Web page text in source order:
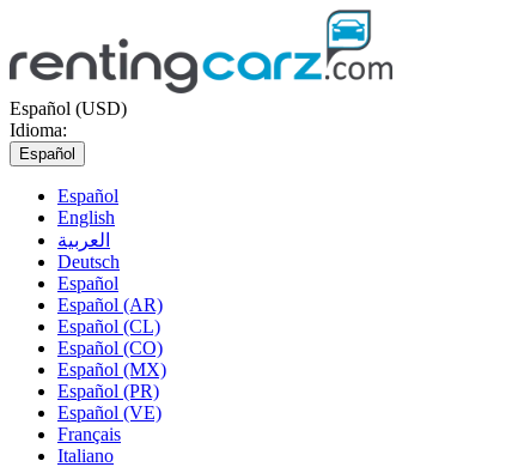
Español (USD)
Idioma:
Español
Español
English
العربية
Deutsch
Español
Español (AR)
Español (CL)
Español (CO)
Español (MX)
Español (PR)
Español (VE)
Français
Italiano